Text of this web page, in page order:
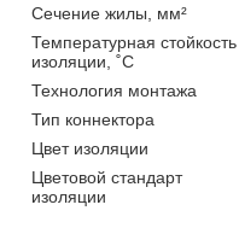
Сечение жилы, мм²
Температурная стойкость
изоляции, ˚С
Технология монтажа
Тип коннектора
Цвет изоляции
Цветовой стандарт
изоляции